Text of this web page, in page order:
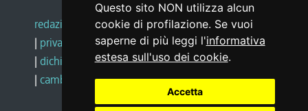
Questo sito NON utilizza alcun
cookie di profilazione. Se vuoi
saperne di più leggi l'informativa
estesa sull'uso dei cookie.
Accetta
redazione web |note legali |glossario
| privacy
social media policy
| dichiarazione di accessibilità |feedback
| cambio preferenze cookie